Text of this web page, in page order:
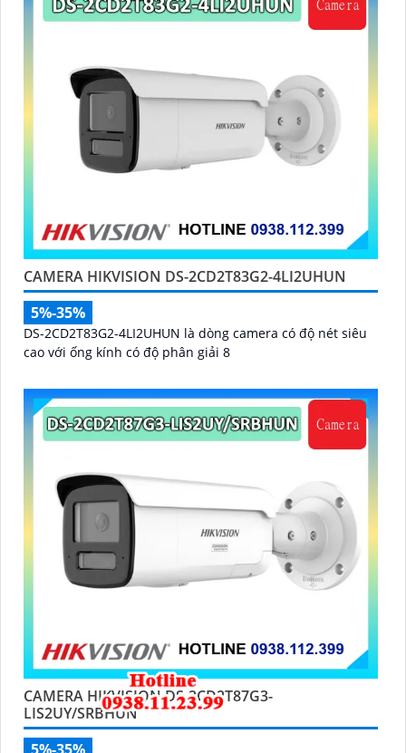
CAMERA HIKVISION DS-2CD2T83G2-4LI2UHUN
5%-35%
DS-2CD2T83G2-4LI2UHUN là dòng camera có độ nét siêu
cao với ống kính có độ phân giải 8
CAMERA HIKVISION DS-2CD2T87G3-
LIS2UY/SRBHUN